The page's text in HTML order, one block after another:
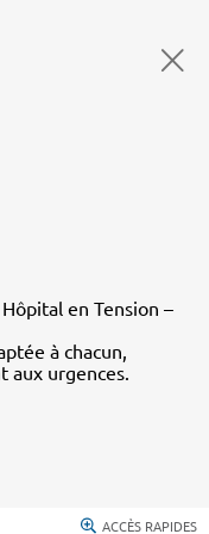
en Tension –
à chacun,
aux urgences.
ACCÈS RAPIDES